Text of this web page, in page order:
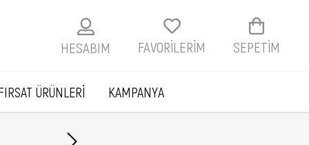
SEPETIM
FAVORİLERİM
HESABIM
ÜRÜNLERİ KAMPANYA